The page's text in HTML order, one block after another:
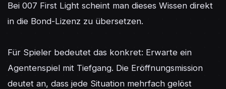
Bei 007 First Light scheint man dieses Wissen direkt
in die Bond-Lizenz zu übersetzen.
Für Spieler bedeutet das konkret: Erwarte ein
Agentenspiel mit Tiefgang. Die Eröffnungsmission
deutet an, dass jede Situation mehrfach gelöst